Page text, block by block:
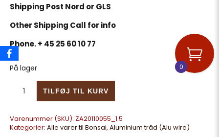
Shipping Post Nord or GLS
Other Shipping Call for info
Phone. + 45 25 60 10 77
På lager
TILFØJ TIL KURV
Varenummer (SKU): ZA20110055_1.5
Kategorier: Alle varer til Bonsai, Aluminium tråd (Alu wire)
0